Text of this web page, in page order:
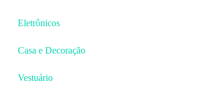
Eletrônicos
Casa e Decoração
Vestuário